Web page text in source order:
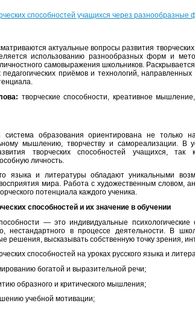
способностей учащихся через
актуальные вопросы развития
использованию разнообразных форм и
самовыражения школьников.
приёмов и технологий,
творческие способности, креативное
система образования ориентирована не только
мышлению, творчеству и самореализации. В
творческих способностей учащихся,
личность.
языка и литературы обладают уникальными
мира. Работа с художественным словом,
потенциала каждого ученика.
способностей и их значение в обучении
— это индивидуальные
нестандартного в процессе деятельности. В
решения, высказывать собственную точку зрения,
способностей на уроках русского языка и
богатой и выразительной речи;
образного и критического мышления;
учебной мотивации;